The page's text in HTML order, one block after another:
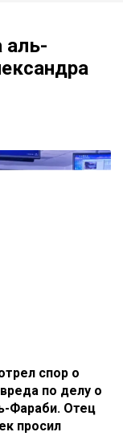
аль-
спор о
по делу о
Фараби. Отец
просил